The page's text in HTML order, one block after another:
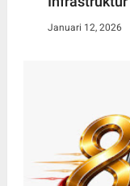
Januari 12, 2026